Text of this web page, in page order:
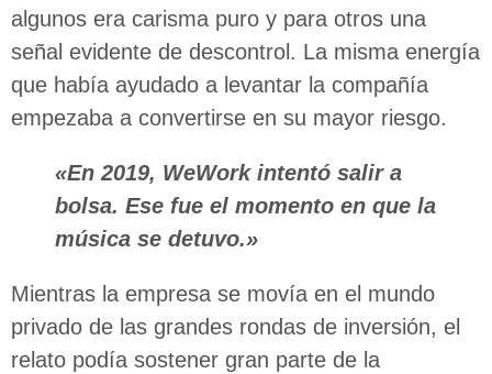
algunos era carisma puro y para otros una
señal evidente de descontrol. La misma energía
que había ayudado a levantar la compañía
empezaba a convertirse en su mayor riesgo.
«En 2019, WeWork intentó salir a
bolsa. Ese fue el momento en que la
música se detuvo.»
Mientras la empresa se movía en el mundo
privado de las grandes rondas de inversión, el
relato podía sostener gran parte de la